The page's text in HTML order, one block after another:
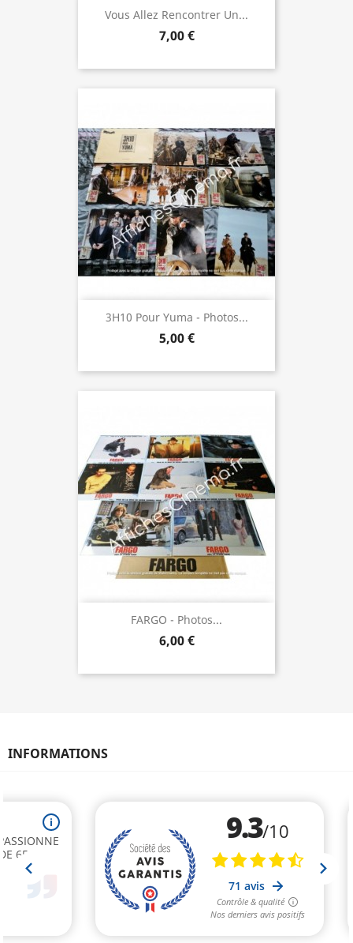
Vous Allez Rencontrer Un...
7,00 €
3H10 Pour Yuma - Photos...
5,00 €
FARGO - Photos...
6,00 €
INFORMATIONS